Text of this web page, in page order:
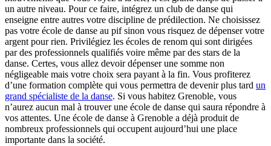
un autre niveau. Pour ce faire, intégrez un club de danse qui
enseigne entre autres votre discipline de prédilection. Ne choisissez
pas votre école de danse au pif sinon vous risquez de dépenser votre
argent pour rien. Privilégiez les écoles de renom qui sont dirigées
par des professionnels qualifiés voire même par des stars de la
danse. Certes, vous allez devoir dépenser une somme non
négligeable mais votre choix sera payant à la fin. Vous profiterez
d’une formation complète qui vous permettra de devenir plus tard un
grand spécialiste de la danse. Si vous habitez Grenoble, vous
n’aurez aucun mal à trouver une école de danse qui saura répondre à
vos attentes. Une école de danse à Grenoble a déjà produit de
nombreux professionnels qui occupent aujourd’hui une place
importante dans la société.